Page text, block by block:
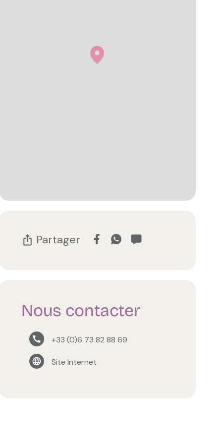
Partager
Nous contacter
+33 (0)6 73 82 88 69
Site Internet